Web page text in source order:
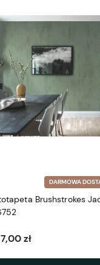
DARMOWA
Brushstrokes
zł